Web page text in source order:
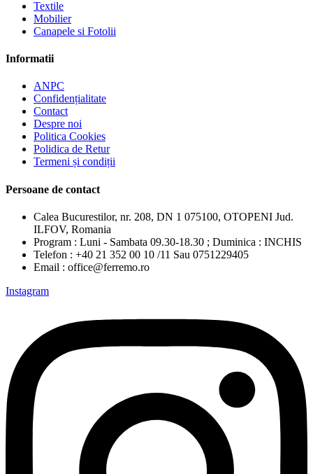
Textile
Mobilier
Canapele si Fotolii
Informatii
ANPC
Confidențialitate
Contact
Despre noi
Politica Cookies
Polidica de Retur
Termeni și condiții
Persoane de contact
Calea Bucurestilor, nr. 208, DN 1 075100, OTOPENI Jud.
ILFOV, Romania
Program : Luni - Sambata 09.30-18.30 ; Duminica : INCHIS
Telefon : +40 21 352 00 10 /11 Sau 0751229405
Email : office@ferremo.ro
Instagram